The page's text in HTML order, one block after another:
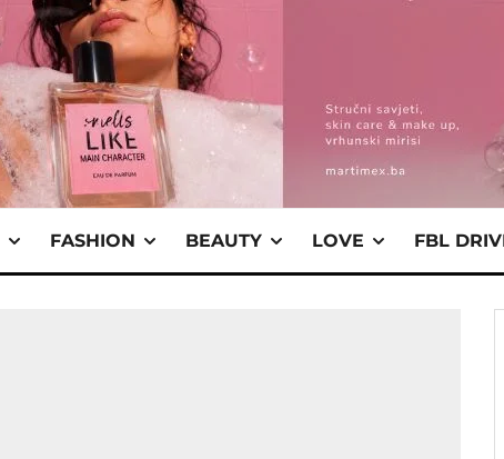
FASHION BEAUTY LOVE FBL